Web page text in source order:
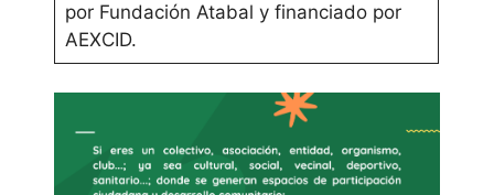
por Fundación Atabal y financiado por
AEXCID.